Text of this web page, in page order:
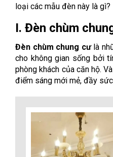
loại các mẫu đèn này là
I. Đèn chùm
Đèn chùm chung cưlà
cho không gian sống bởi
phòng khách của căn hộ.
điểm sáng mới mẻ, đầy